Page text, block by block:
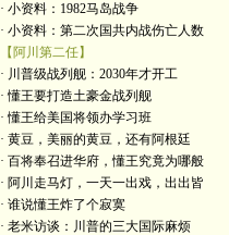
· 小资料：1982马岛战争
· 小资料：第二次国共内战伤亡人数
【阿川第二任】
· 川普级战列舰：2030年才开工
· 懂王要打造土豪金战列舰
· 懂王给美国将领办学习班
· 黄豆，美丽的黄豆，还有阿根廷
· 百将奉召进华府，懂王究竟为哪般
· 阿川走马灯，一天一出戏，出出皆
· 谁说懂王炸了个寂寞
· 老米访谈：川普的三大国际麻烦